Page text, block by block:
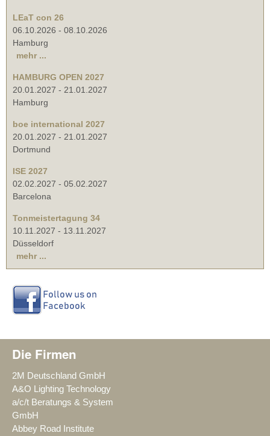
LEaT con 26
06.10.2026 - 08.10.2026
Hamburg
mehr ...
HAMBURG OPEN 2027
20.01.2027 - 21.01.2027
Hamburg
boe international 2027
20.01.2027 - 21.01.2027
Dortmund
ISE 2027
02.02.2027 - 05.02.2027
Barcelona
Tonmeistertagung 34
10.11.2027 - 13.11.2027
Düsseldorf
mehr ...
Die Firmen
2M Deutschland GmbH
A&O Lighting Technology
a/c/t Beratungs & System
GmbH
Abbey Road Institute